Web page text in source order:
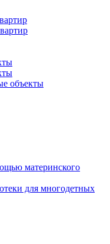
объекты
материнского
для многодетных